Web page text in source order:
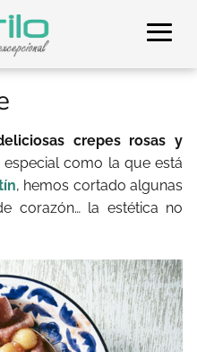
crepes rosas y
especial como la que está
, hemos cortado algunas
corazón… la estética no